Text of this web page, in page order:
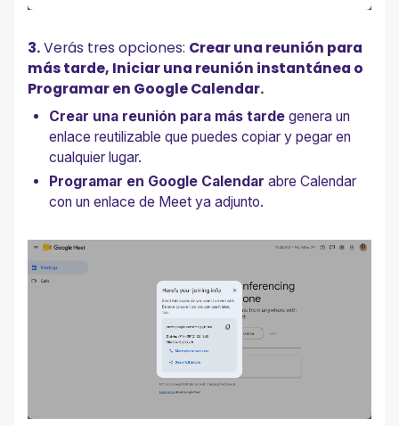
3.Verás tres opciones: Crear una reunión para
más tarde, Iniciar una reunión instantánea o
Programar en Google Calendar.
Crear una reunión para más tarde genera un
enlace reutilizable que puedes copiar y pegar en
cualquier lugar.
Programar en Google Calendar abre Calendar
con un enlace de Meet ya adjunto.